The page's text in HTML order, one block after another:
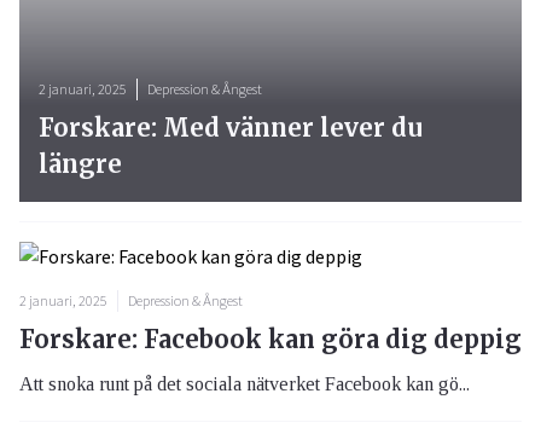
2 januari, 2025 Depression & Ångest
Forskare: Med vänner lever du
längre
2 januari, 2025 Depression & Ångest
Forskare: Facebook kan göra dig deppig
Att snoka runt på det sociala nätverket Facebook kan gö...